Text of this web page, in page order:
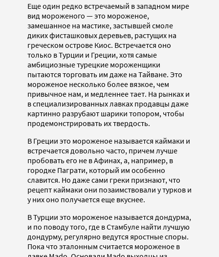
Еще один редко встречаемый в западном мире
вид мороженого — это мороженое,
замешанное на мастике, застывшей смоле
диких фисташковых деревьев, растущих на
греческом острове Киос. Встречается оно
только в Турции и Греции, хотя самые
амбициозные турецкие мороженщики
пытаются торговать им даже на Тайване. Это
мороженое несколько более вязкое, чем
привычное нам, и медленнее тает. На рынках и
в специализированных лавках продавцы даже
картинно разрубают шарики топором, чтобы
продемонстрировать их твердость.
В Греции это мороженое называется каймаки и
встречается довольно часто, причем лучше
пробовать его не в Афинах, а, например, в
городке Паграти, который им особенно
славится. Но даже сами греки признают, что
рецепт каймаки они позаимствовали у турков и
у них оно получается еще вкуснее.
В Турции это мороженое называется дондурма,
и по поводу того, где в Стамбуле найти лучшую
дондурму, регулярно ведутся яростные споры.
Пока что эталонным считается мороженое в